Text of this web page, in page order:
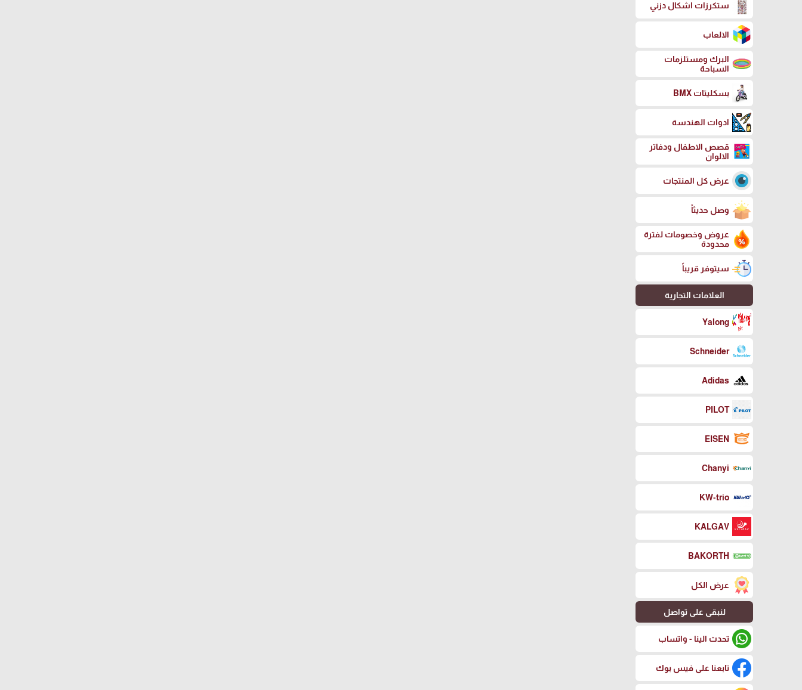
ستكرزات اشكال دزني
الالعاب
البرك ومستلزمات
السباحة
بسكليتات BMX
ادوات الهندسة
قصص الاطفال ودفاتر
الالوان
عرض كل المنتجات
وصل حديثاً
عروض وخصومات لفترة
محدودة
سيتوفر قريباً
العلامات التجارية
Yalong
Schneider
Adidas
PILOT
EISEN
Chanyi
KW-trio
KALGAV
BAKORTH
عرض الكل
لنبقى على تواصل
تحدث الينا - واتساب
تابعنا على فيس بوك